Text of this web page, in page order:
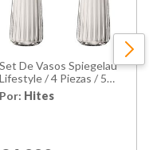
Set De Vasos Spiegelau
Lifestyle / 4 Piezas / 510
Ml
Por: Hites